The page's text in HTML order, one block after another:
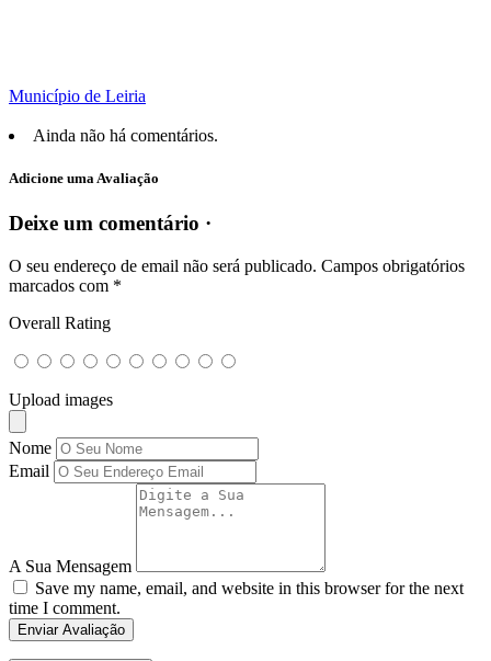
Município de Leiria
Ainda não há comentários.
Adicione uma Avaliação
Deixe um comentário ·
O seu endereço de email não será publicado. Campos obrigatórios
marcados com *
Overall Rating
Upload images
Nome
Email
A Sua Mensagem
Save my name, email, and website in this browser for the next
time I comment.
Enviar Avaliação